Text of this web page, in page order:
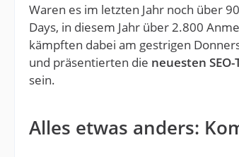
Waren es im letzten Jahr noch über
Days, in diesem Jahr über 2.800
kämpften dabei am gestrigen
und präsentierten die neuesten
sein.
Alles etwas anders: